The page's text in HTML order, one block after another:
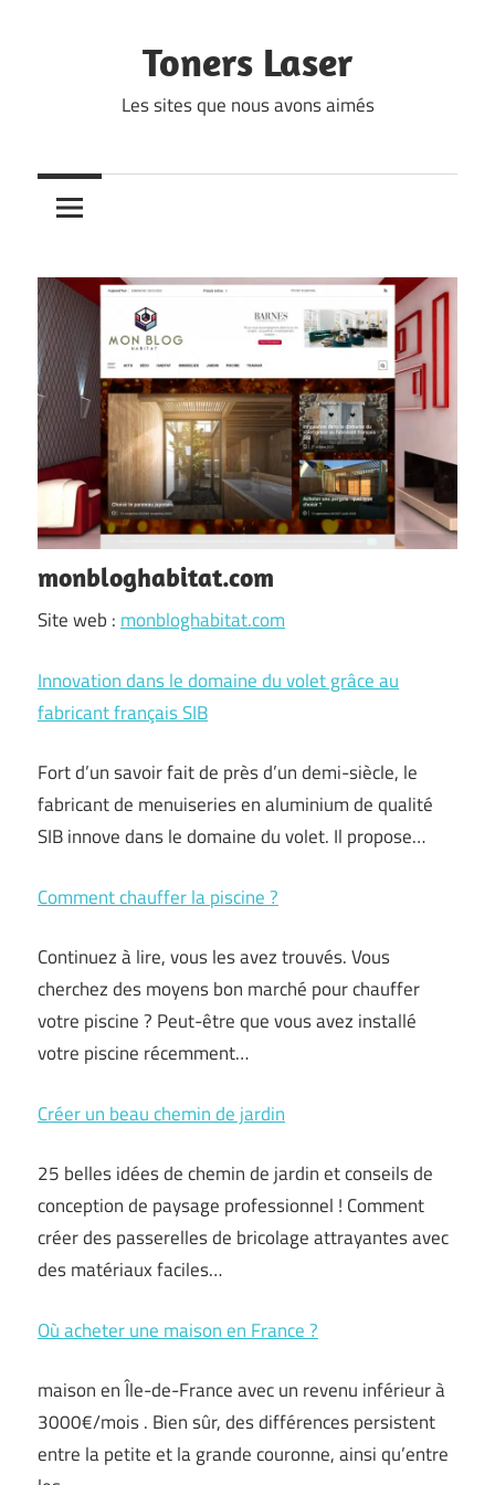
Toners Laser
Les sites que nous avons aimés
monbloghabitat.com
Site web : monbloghabitat.com
Innovation dans le domaine du volet grâce au
fabricant français SIB
Fort d’un savoir fait de près d’un demi-siècle, le
fabricant de menuiseries en aluminium de qualité
SIB innove dans le domaine du volet. Il propose…
Comment chauffer la piscine ?
Continuez à lire, vous les avez trouvés. Vous
cherchez des moyens bon marché pour chauffer
votre piscine ? Peut-être que vous avez installé
votre piscine récemment…
Créer un beau chemin de jardin
25 belles idées de chemin de jardin et conseils de
conception de paysage professionnel ! Comment
créer des passerelles de bricolage attrayantes avec
des matériaux faciles…
Où acheter une maison en France ?
maison en Île-de-France avec un revenu inférieur à
3000€/mois . Bien sûr, des différences persistent
entre la petite et la grande couronne, ainsi qu’entre